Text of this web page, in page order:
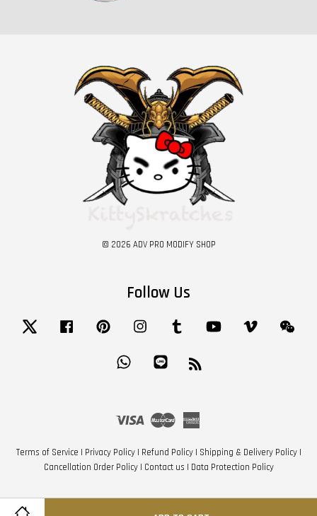
© 2026 ADV PRO MODIFY SHOP
Follow Us
Twitter Facebook Pinterest Instagram Tumblr YouTube Vimeo
Whatsapp
Visa Master
Terms of Service | Privacy Policy| Refund Policy| Shipping & Delivery Policy|
Cancellation Order Policy| Contact us | Data Protection Policy